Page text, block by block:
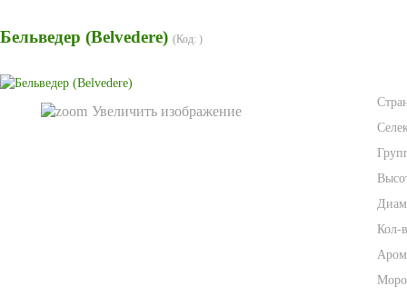
Бельведер (Belvedere) (Код: )
Увеличить изображение
Кол-